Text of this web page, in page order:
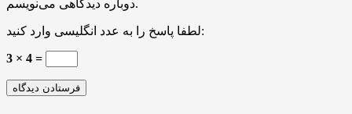
دوباره دیدگاهی می‌نویسم.
لطفا پاسخ را به عدد انگلیسی وارد کنید:
3 × 4 =